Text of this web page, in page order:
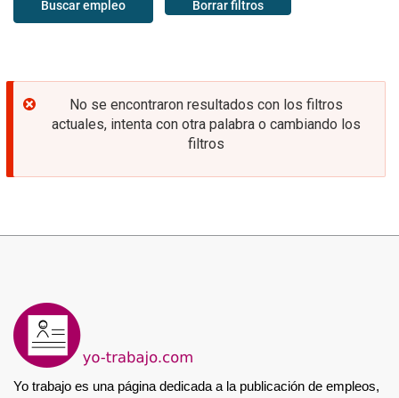
Mensaje
de
No se encontraron resultados con los filtros
actuales, intenta con otra palabra o cambiando los
filtros
Yo trabajo es una página dedicada a la publicación de empleos,